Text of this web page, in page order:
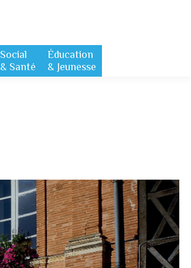
Social
& Santé
Éducation
& Jeunesse